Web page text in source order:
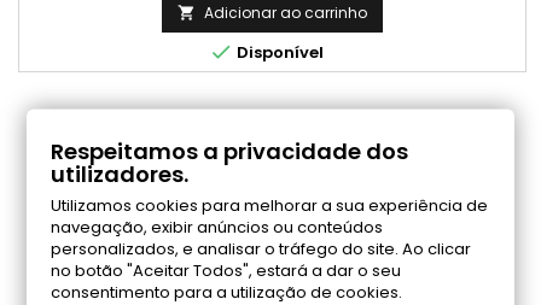
 Adicionar ao carrinho
 Disponível
COMENTÁRIOS (0)
Seja o primeiro a fazer uma avaliação
Respeitamos a privacidade dos
utilizadores.
Utilizamos cookies para melhorar a sua experiência de
navegação, exibir anúncios ou conteúdos
personalizados, e analisar o tráfego do site. Ao clicar
no botão "Aceitar Todos", estará a dar o seu
consentimento para a utilização de cookies.